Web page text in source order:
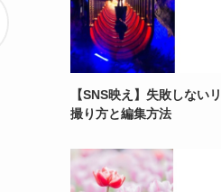
【SNS映え】失敗しない
撮り方と編集方法